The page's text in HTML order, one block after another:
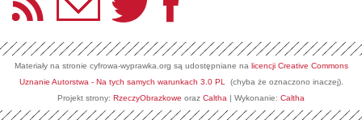
Materiały na stronie cyfrowa-wyprawka.org są udostępniane na licencji Creative Commons
Uznanie Autorstwa - Na tych samych warunkach 3.0 PL
(chyba że oznaczono inaczej).
Projekt strony: RzeczyObrazkowe oraz Caltha | Wykonanie: Caltha